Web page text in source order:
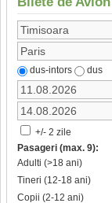
dus-intors dus
+/- 2 zile
Pasageri (max. 9):
Adulti (>18 ani)
Tineri (12-18 ani)
Copii (2-12 ani)